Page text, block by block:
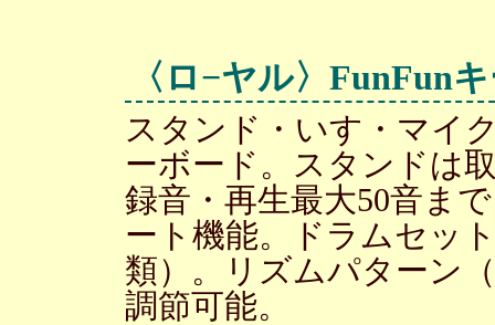
〈ロ−ヤル〉FunFun
スタンド・いす・マイ
ーボード。スタンドは
録音・再生最大50音ま
ート機能。ドラムセッ
類）。リズムパターン
調節可能。